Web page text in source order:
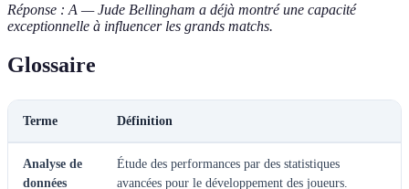
Réponse : A — Jude Bellingham a déjà montré une capacité
exceptionnelle à influencer les grands matchs.
Glossaire
Terme Définition
Analyse de
données
Étude des performances par des statistiques
avancées pour le développement des joueurs.